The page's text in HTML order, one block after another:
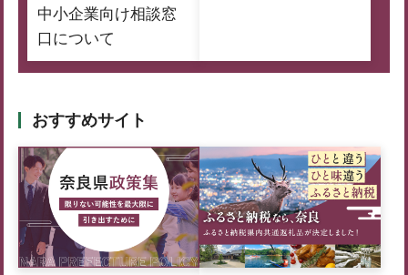
中小企業向け相談窓
口について
おすすめサイト